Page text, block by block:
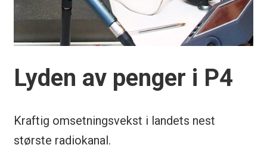
Lyden av penger i P4
Kraftig omsetningsvekst i landets nest
største radiokanal.